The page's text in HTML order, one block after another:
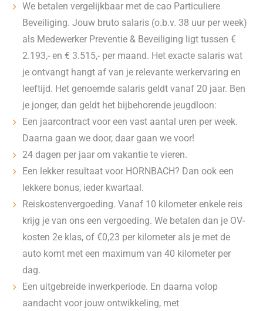
We betalen vergelijkbaar met de cao Particuliere
Beveiliging. Jouw bruto salaris (o.b.v. 38 uur per week)
als Medewerker Preventie & Beveiliging ligt tussen €
2.193,- en € 3.515,- per maand. Het exacte salaris wat
je ontvangt hangt af van je relevante werkervaring en
leeftijd. Het genoemde salaris geldt vanaf 20 jaar. Ben
je jonger, dan geldt het bijbehorende jeugdloon:
Een jaarcontract voor een vast aantal uren per week.
Daarna gaan we door, daar gaan we voor!
24 dagen per jaar om vakantie te vieren.
Een lekker resultaat voor HORNBACH? Dan ook een
lekkere bonus, ieder kwartaal.
Reiskostenvergoeding. Vanaf 10 kilometer enkele reis
krijg je van ons een vergoeding. We betalen dan je OV-
kosten 2e klas, of €0,23 per kilometer als je met de
auto komt met een maximum van 40 kilometer per
dag.
Een uitgebreide inwerkperiode. En daarna volop
aandacht voor jouw ontwikkeling, met